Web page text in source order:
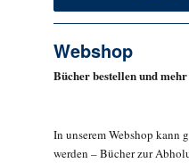
Webshop
Bücher bestellen und mehr
In unserem Webshop kann
werden – Bücher zur